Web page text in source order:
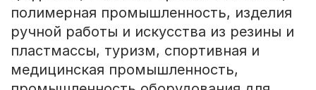
полимерная промышленность, изделия
ручной работы и искусства из резины и
пластмассы, туризм, спортивная и
медицинская промышленность,